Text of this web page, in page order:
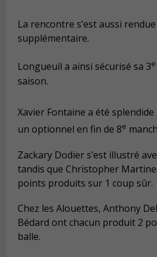
La rencontre s’est aussi
supplémentaire.
Longueuil a ainsi sécurisé sa 3e
saison.
Xavier Fontaine a été
un optionnel en fin de 8e
Zackary Dodier s’est illustré
tandis que Christopher
points produits sur 1 coup sûr.
Chez les Alouettes, Anthony
Bédard ont chacun produit 2
balle.